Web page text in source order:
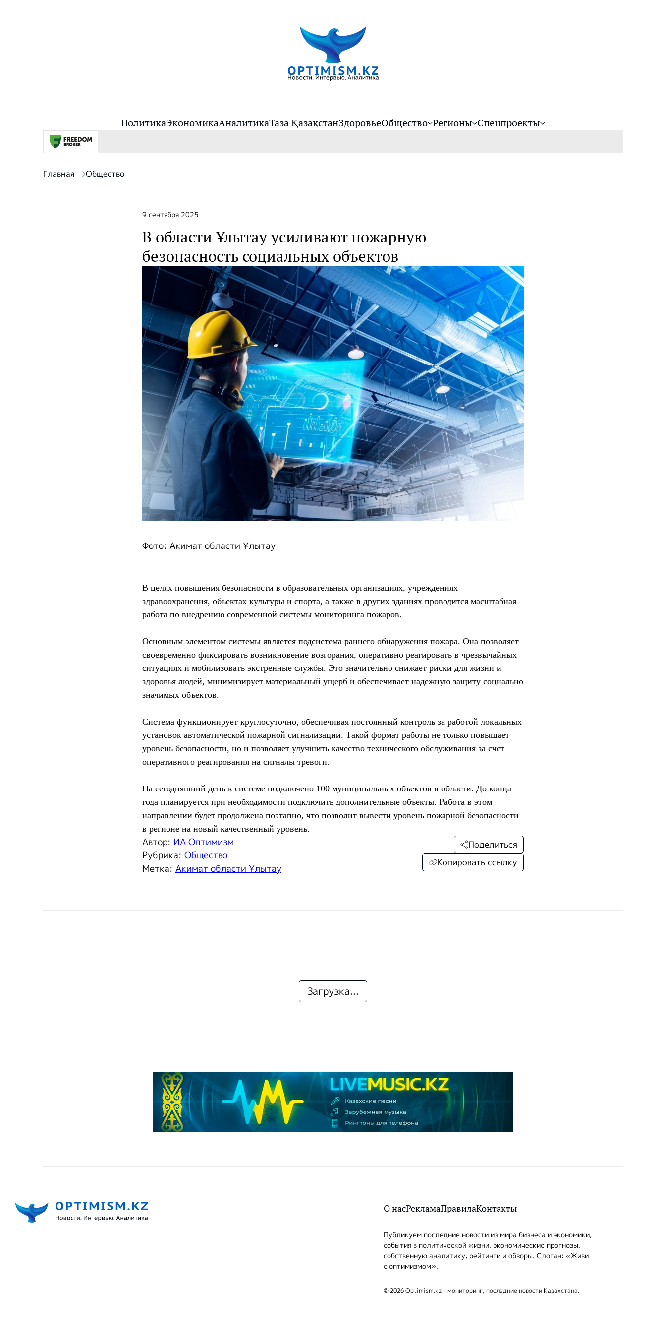
ПолитикаЭкономикаАналитикаТаза ҚазақстанЗдоровьеОбщество Регионы Спецпроекты
Главная Общество
9 сентября 2025
В области Ұлытау усиливают пожарную
безопасность социальных объектов
Фото: Акимат области Ұлытау
В целях повышения безопасности в образовательных организациях, учреждениях
здравоохранения, объектах культуры и спорта, а также в других зданиях проводится масштабная
работа по внедрению современной системы мониторинга пожаров.
Основным элементом системы является подсистема раннего обнаружения пожара. Она позволяет
своевременно фиксировать возникновение возгорания, оперативно реагировать в чрезвычайных
ситуациях и мобилизовать экстренные службы. Это значительно снижает риски для жизни и
здоровья людей, минимизирует материальный ущерб и обеспечивает надежную защиту социально
значимых объектов.
Система функционирует круглосуточно, обеспечивая постоянный контроль за работой локальных
установок автоматической пожарной сигнализации. Такой формат работы не только повышает
уровень безопасности, но и позволяет улучшить качество технического обслуживания за счет
оперативного реагирования на сигналы тревоги.
На сегодняшний день к системе подключено 100 муниципальных объектов в области. До конца
года планируется при необходимости подключить дополнительные объекты. Работа в этом
направлении будет продолжена поэтапно, что позволит вывести уровень пожарной безопасности
в регионе на новый качественный уровень.
Автор: ИА Оптимизм
Рубрика: Общество
Метка: Акимат области Ұлытау
Поделиться
Копировать ссылку
Загрузка...
О насРекламаПравилаКонтакты
Публикуем последние новости из мира бизнеса и экономики,
события в политической жизни, экономические прогнозы,
собственную аналитику, рейтинги и обзоры. Слоган: «Живи
с оптимизмом».
© 2026 Optimism.kz - мониторинг, последние новости Казахстана.